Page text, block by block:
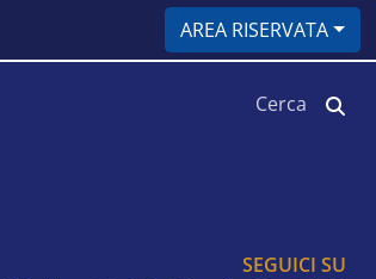
AREA RISERVATA
SEGUICI SU